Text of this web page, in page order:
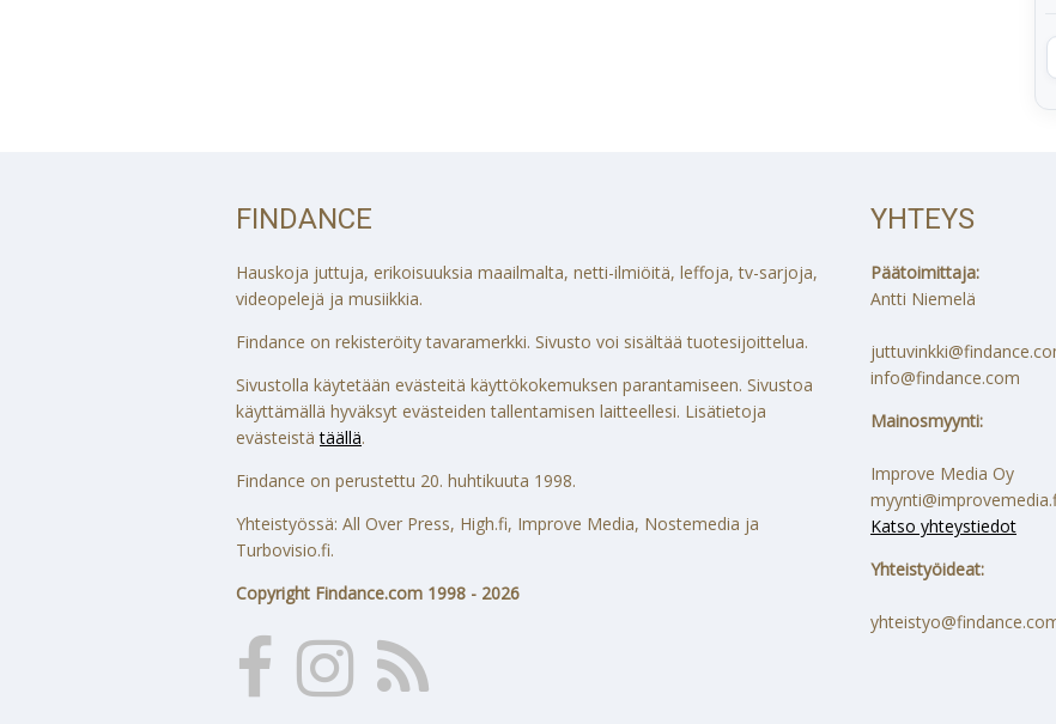
FINDANCE
Hauskoja juttuja, erikoisuuksia maailmalta, netti-ilmiöitä, leffoja, tv-sarjoja,
videopelejä ja musiikkia.
Findance on rekisteröity tavaramerkki. Sivusto voi sisältää tuotesijoittelua.
Sivustolla käytetään evästeitä käyttökokemuksen parantamiseen. Sivustoa
käyttämällä hyväksyt evästeiden tallentamisen laitteellesi. Lisätietoja
evästeistätäällä.
Findance on perustettu 20. huhtikuuta 1998.
Yhteistyössä: All Over Press, High.fi, Improve Media, Nostemedia ja
Turbovisio.fi.
Copyright Findance.com 1998 - 2026
YHTEYS
Päätoimittaja:
Antti Niemelä
info@findance.com
Mainosmyynti:
Improve Media Oy
Katso yhteystiedot
Yhteistyöideat: